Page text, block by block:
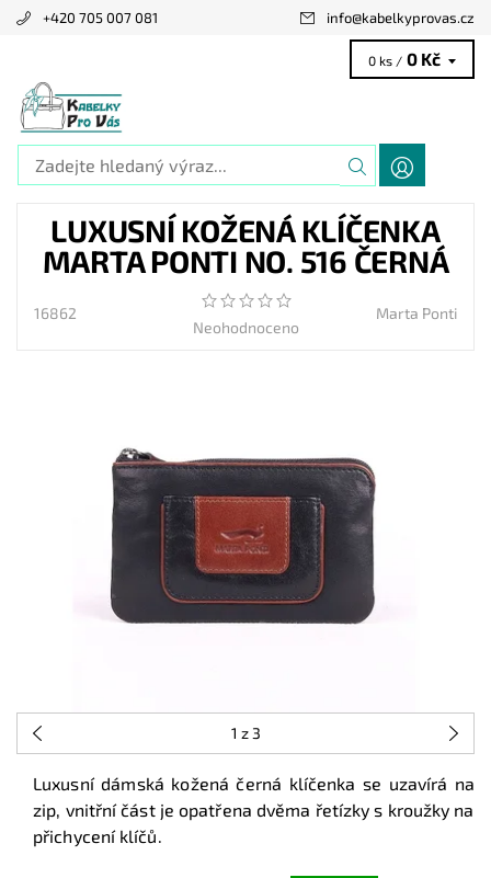
+420 705 007 081 info@kabelkyprovas.cz
0 ks / 0 Kč
LUXUSNÍ KOŽENÁ KLÍČENKA
MARTA PONTI NO. 516 ČERNÁ
16862
Neohodnoceno
Marta Ponti
1 z 3
Luxusní dámská kožená černá klíčenka se uzavírá na
zip, vnitřní část jeopatřena dvěma řetízky s kroužky na
přichycení klíčů.